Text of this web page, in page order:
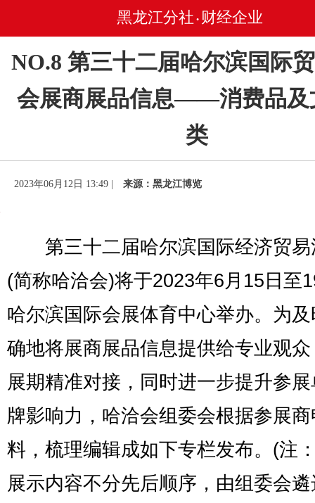
黑龙江分社 • 财经企业
NO.8 第三十二届哈尔滨国际
会展商展品信息——消费品及
类
2023年06月12日 13:49 | 来源：黑龙江博览
第三十二届哈尔滨国际经济贸易
(简称哈洽会)将于2023年6月15日至
哈尔滨国际会展体育中心举办。为
确地将展商展品信息提供给专业观
展期精准对接，同时进一步提升参
牌影响力，哈洽会组委会根据参展
料，梳理编辑成如下专栏发布。(注
展示内容不分先后顺序，由组委会